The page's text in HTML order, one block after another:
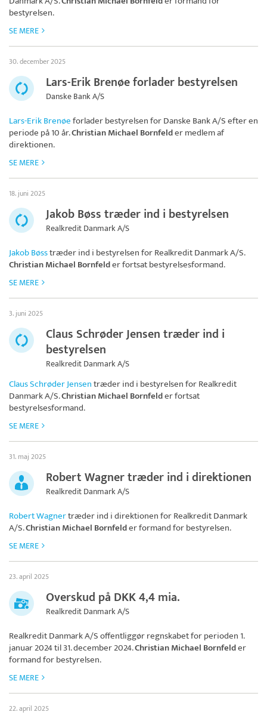
bestyrelsen.
SE MERE
30. december 2025
Lars-Erik Brenøe forlader bestyrelsen
Danske Bank A/S
Lars-Erik Brenøeforlader bestyrelsen forDanske Bank A/Sefter en
periode på 10 år.Christian Michael Bornfelder medlem af
direktionen.
SE MERE
18. juni 2025
Jakob Bøss træder ind i bestyrelsen
Realkredit Danmark A/S
Jakob Bøsstræder ind i bestyrelsen forRealkredit Danmark A/S.
Christian Michael Bornfelder fortsat bestyrelsesformand.
SE MERE
3. juni 2025
Claus Schrøder Jensen træder ind i
bestyrelsen
Realkredit Danmark A/S
Claus Schrøder Jensentræder ind i bestyrelsen forRealkredit
Danmark A/S.Christian Michael Bornfelder fortsat
bestyrelsesformand.
SE MERE
31. maj 2025
Robert Wagner træder ind i direktionen
Realkredit Danmark A/S
Robert Wagnertræder ind i direktionen forRealkredit Danmark
A/S.Christian Michael Bornfelder formand for bestyrelsen.
SE MERE
23. april 2025
Overskud på DKK 4,4 mia.
Realkredit Danmark A/S
Realkredit Danmark A/Soffentliggør regnskabet for perioden 1.
januar 2024 til 31. december 2024.Christian Michael Bornfelder
formand for bestyrelsen.
SE MERE
22. april 2025